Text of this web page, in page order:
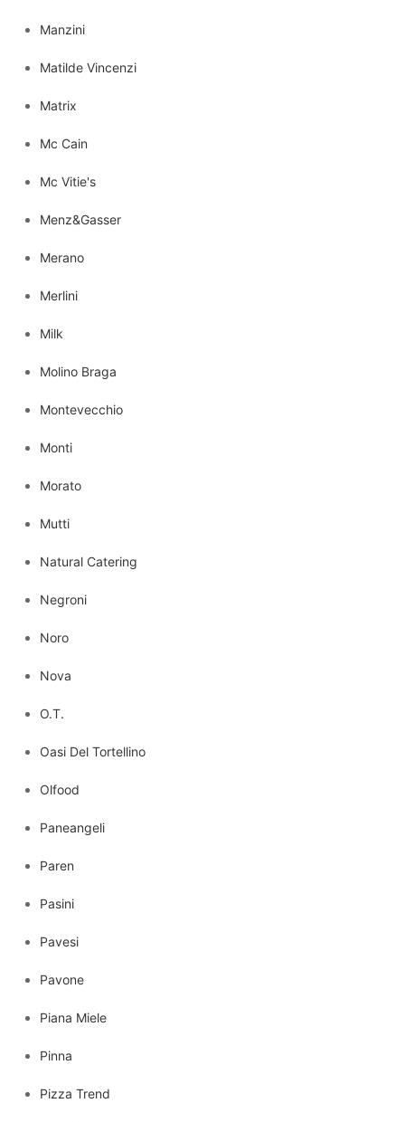
Manzini
Matilde Vincenzi
Matrix
Mc Cain
Mc Vitie's
Menz&Gasser
Merano
Merlini
Milk
Molino Braga
Montevecchio
Monti
Morato
Mutti
Natural Catering
Negroni
Noro
Nova
O.T.
Oasi Del Tortellino
Olfood
Paneangeli
Paren
Pasini
Pavesi
Pavone
Piana Miele
Pinna
Pizza Trend